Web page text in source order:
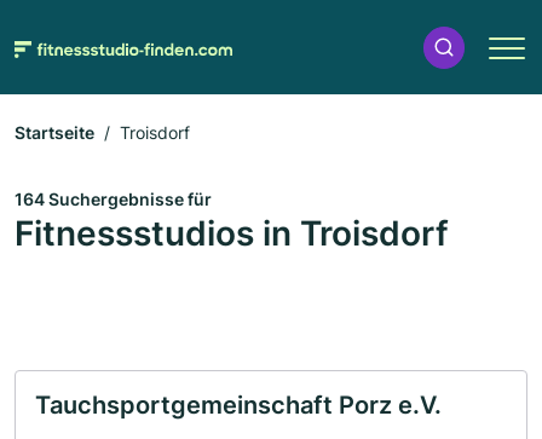
Startseite Troisdorf
164 Suchergebnisse für
Fitnessstudios in Troisdorf
Tauchsportgemeinschaft Porz e.V.